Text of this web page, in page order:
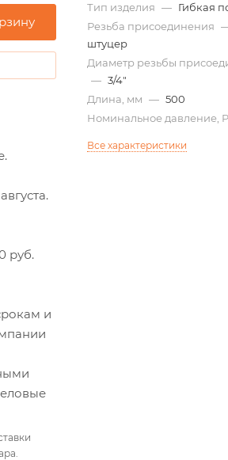
руб.
и
Тип изделия — Гибкая
Резьба присоединения
штуцер
Диаметр резьбы
— 3/4"
Длина, мм — 500
Номинальное давление,
Все характеристики